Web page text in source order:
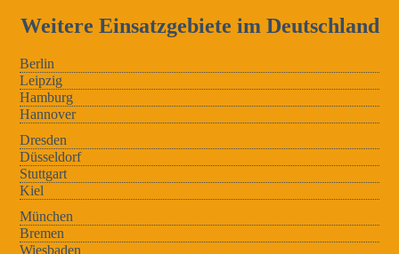
Weitere Einsatzgebiete im Deutschland
Berlin
Leipzig
Hamburg
Hannover
Dresden
Düsseldorf
Stuttgart
Kiel
München
Bremen
Wiesbaden